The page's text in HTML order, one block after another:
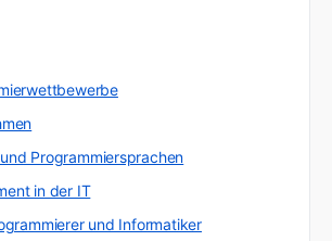
Programmiersprachen
in der IT
und Informatiker